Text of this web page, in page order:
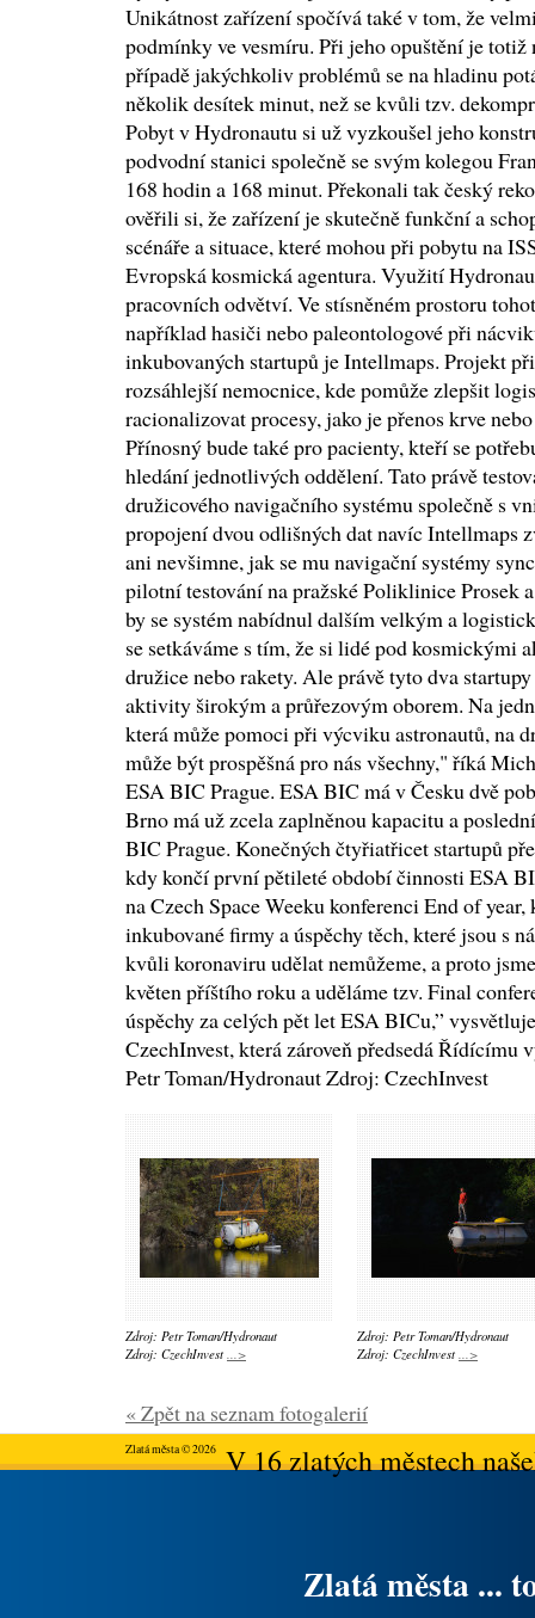
Unikátnost zařízení spočívá také v tom, že
podmínky ve vesmíru. Při jeho opuštění je totiž
případě jakýchkoliv problémů se na hladinu
několik desítek minut, než se kvůli tzv.
Pobyt v Hydronautu si už vyzkoušel jeho
podvodní stanici společně se svým kolegou
168 hodin a 168 minut. Překonali tak český
ověřili si, že zařízení je skutečně funkční a
scénáře a situace, které mohou při pobytu na
Evropská kosmická agentura. Využití
pracovních odvětví. Ve stísněném prostoru
například hasiči nebo paleontologové při
inkubovaných startupů je Intellmaps. Projekt
rozsáhlejší nemocnice, kde pomůže zlepšit
racionalizovat procesy, jako je přenos krve
Přínosný bude také pro pacienty, kteří se
hledání jednotlivých oddělení. Tato právě
družicového navigačního systému společně s
propojení dvou odlišných dat navíc Intellmaps
ani nevšimne, jak se mu navigační systémy
pilotní testování na pražské Poliklinice Prosek
by se systém nabídnul dalším velkým a
se setkáváme s tím, že si lidé pod kosmickými
družice nebo rakety. Ale právě tyto dva
aktivity širokým a průřezovým oborem. Na
která může pomoci při výcviku astronautů, na
může být prospěšná pro nás všechny," říká
ESA BIC Prague. ESA BIC má v Česku dvě
Brno má už zcela zaplněnou kapacitu a
BIC Prague. Konečných čtyřiatřicet startupů
kdy končí první pětileté období činnosti ESA
na Czech Space Weeku konferenci End of year,
inkubované firmy a úspěchy těch, které jsou s
kvůli koronaviru udělat nemůžeme, a proto
květen příštího roku a uděláme tzv. Final
úspěchy za celých pět let ESA BICu,”
CzechInvest, která zároveň předsedá
Petr Toman/Hydronaut Zdroj: CzechInvest
Zdroj: Petr Toman/Hydronaut
Zdroj: CzechInvest ...>
Zdroj: Petr Toman/Hydronaut
Zdroj: CzechInvest ...>
« Zpět na seznam fotogalerií
Zlatá města © 2026V 16 zlatých městech
Zlatá města ...